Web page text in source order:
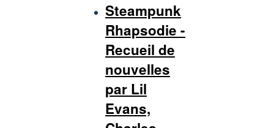
Steampunk
Rhapsodie -
Recueil de
nouvelles
par Lil
Evans,